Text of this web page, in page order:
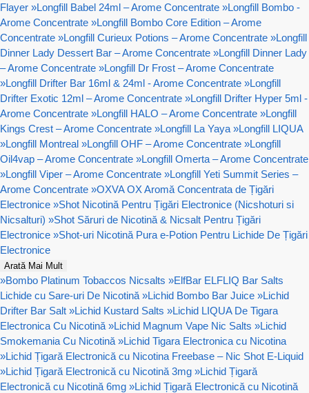
Flayer »Longfill Babel 24ml – Arome Concentrate »Longfill Bombo -
Arome Concentrate »Longfill Bombo Core Edition – Arome
Concentrate »Longfill Curieux Potions – Arome Concentrate »Longfill
Dinner Lady Dessert Bar – Arome Concentrate »Longfill Dinner Lady
– Arome Concentrate »Longfill Dr Frost – Arome Concentrate
»Longfill Drifter Bar 16ml & 24ml - Arome Concentrate »Longfill
Drifter Exotic 12ml – Arome Concentrate »Longfill Drifter Hyper 5ml -
Arome Concentrate »Longfill HALO – Arome Concentrate »Longfill
Kings Crest – Arome Concentrate »Longfill La Yaya »Longfill LIQUA
»Longfill Montreal »Longfill OHF – Arome Concentrate »Longfill
Oil4vap – Arome Concentrate »Longfill Omerta – Arome Concentrate
»Longfill Viper – Arome Concentrate »Longfill Yeti Summit Series –
Arome Concentrate »OXVA OX Aromă Concentrata de Țigări
Electronice »Shot Nicotină Pentru Țigări Electronice (Nicshoturi si
Nicsalturi) »Shot Săruri de Nicotină & Nicsalt Pentru Țigări
Electronice »Shot-uri Nicotină Pura e-Potion Pentru Lichide De Țigări
Electronice
Arată Mai Mult
»Bombo Platinum Tobaccos Nicsalts »ElfBar ELFLIQ Bar Salts
Lichide cu Sare-uri De Nicotină »Lichid Bombo Bar Juice »Lichid
Drifter Bar Salt »Lichid Kustard Salts »Lichid LIQUA De Tigara
Electronica Cu Nicotină »Lichid Magnum Vape Nic Salts »Lichid
Smokemania Cu Nicotină »Lichid Tigara Electronica cu Nicotina
»Lichid Țigară Electronică cu Nicotina Freebase – Nic Shot E-Liquid
»Lichid Țigară Electronică cu Nicotină 3mg »Lichid Țigară
Electronică cu Nicotină 6mg »Lichid Țigară Electronică cu Nicotină